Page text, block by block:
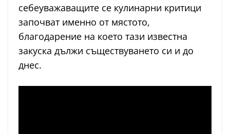
себеуважаващите се кулинарни критици
започват именно от мястото,
благодарение на което тази известна
закуска дължи съществуването си и до
днес.